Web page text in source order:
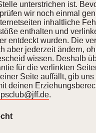
unterstrichen ist.
wir noch einmal
inhaltliche
enthalten und
entdeckt wurden. Die
aber jederzeit ändern,
wissen. Deshalb
für die verlinkten
Seite auffällt, gib
deinen
.